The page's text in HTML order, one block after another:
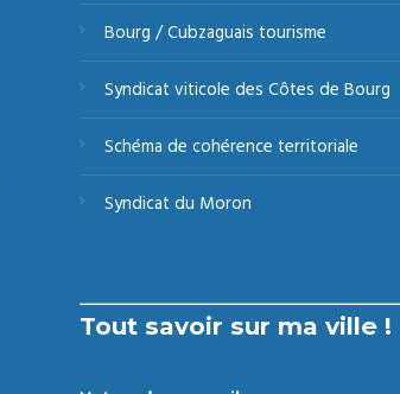
Bourg / Cubzaguais tourisme
Syndicat viticole des Côtes de Bourg
Schéma de cohérence territoriale
Syndicat du Moron
Tout savoir sur ma ville !